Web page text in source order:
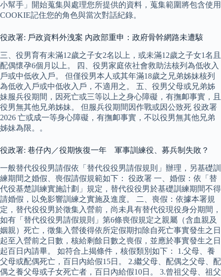
小幫手」開始蒐集與處理您所提供的資料，蒐集範圍將包含使用
COOKIE記住您的角色與當次對話紀錄。
役政署: 戶政資料外洩案 內政部重申：政府骨幹網路未遭駭
三、役男育有未滿12歲之子女2名以上，或未滿12歲之子女1名且
配偶懷孕6個月以上。 四、役男家庭依社會救助法核列為低收入
戶或中低收入戶。 但僅役男本人或其年滿18歲之兄弟姊妹核列
為低收入戶或中低收入戶，不適用之。 五、役男父母或兄弟姊
妹服兵役期間，因死亡或三等以上之身心障礙，有撫卹事實，且
役男無其他兄弟姊妹。 但服兵役期間因作戰或因公致死 役政署
2026 亡或成一等身心障礙，有撫卹事實，不以役男無其他兄弟
姊妹為限。。
役政署: 巷仔內／役期恢復一年 軍事訓練役、募兵制失敗？
一般替代役役男請假依「替代役役男請假規則」辦理，另基礎訓
練期間之婚假、喪假請假規範如下： 役政署 一、婚假：依「替
代役基楚訓練實施計劃」規定，替代役役男於基礎訓練期間不得
請婚假，以免影響訓練之實施及進度。 二、喪假：依據本署規
定，替代役役男於徵集入營前，尚未具有替代役現役身分期間，
如有「替代役役男請假規則」第6條喪假規定之親屬（含血親及
姻親）死亡，徵集入營後得依所定假期扣除自死亡事實發生之日
起至入營前之日數，核給剩餘日數之喪假，並應於事實發生之日
起百日內請畢。 如符合上揭條件，核假類別如下： 1.父母、養
父母或配偶死亡，百日內給假15日。 2.繼父母、配偶之父母、配
偶之養父母或子女死亡者，百日內給假10日。 3.曾祖父母、祖父